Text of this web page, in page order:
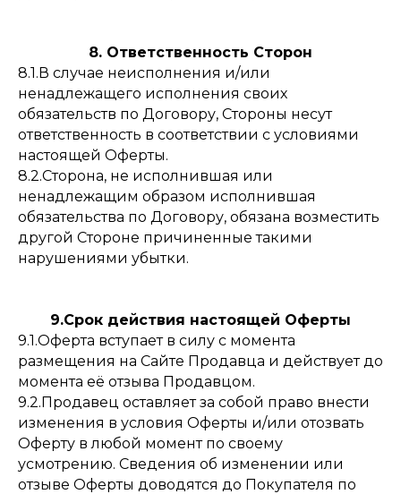
8. Ответственность Сторон
8.1.В случае неисполнения и/или
ненадлежащего исполнения своих
обязательств по Договору, Стороны несут
ответственность в соответствии с условиями
настоящей Оферты.
8.2.Сторона, не исполнившая или
ненадлежащим образом исполнившая
обязательства по Договору, обязана возместить
другой Стороне причиненные такими
нарушениями убытки.
9.Срок действия настоящей Оферты
9.1.Оферта вступает в силу с момента
размещения на Сайте Продавца и действует до
момента её отзыва Продавцом.
9.2.Продавец оставляет за собой право внести
изменения в условия Оферты и/или отозвать
Оферту в любой момент по своему
усмотрению. Сведения об изменении или
отзыве Оферты доводятся до Покупателя по